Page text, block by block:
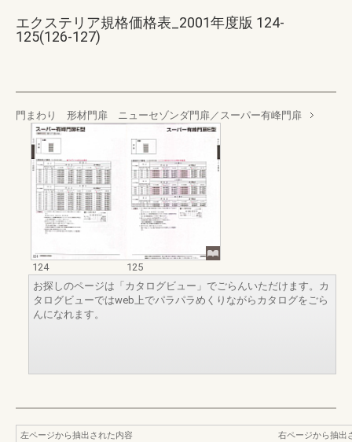
エクステリア規格価格表_2001年度版 124-
125(126-127)
門まわり 形材門扉 ニューセゾンダ門扉／スーパー有峰門扉
124
125
お探しのページは「カタログビュー」でごらんいただけます。カ
タログビューではweb上でパラパラめくりながらカタログをごら
んになれます。
左ページから抽出された内容
右ページから抽出